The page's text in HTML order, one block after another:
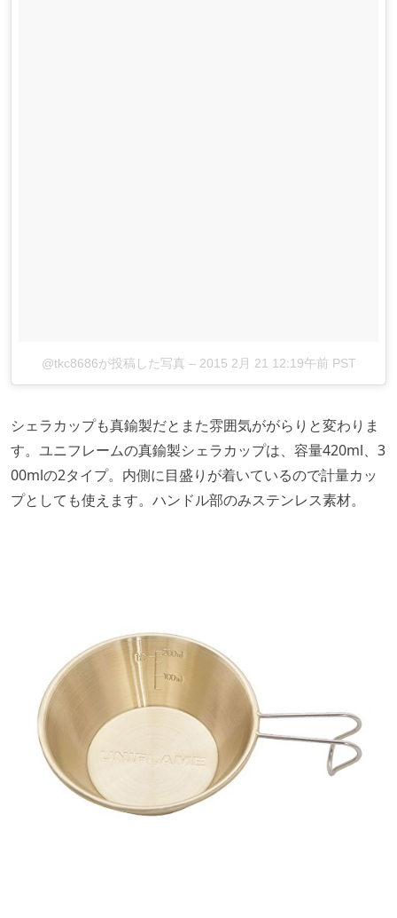
@tkc8686が投稿した写真 – 2015 2月 21 12:19午前 PST
シェラカップも真鍮製だとまた雰囲気ががらりと変わりま
す。ユニフレームの真鍮製シェラカップは、容量420ml、3
00mlの2タイプ。内側に目盛りが着いているので計量カッ
プとしても使えます。ハンドル部のみステンレス素材。